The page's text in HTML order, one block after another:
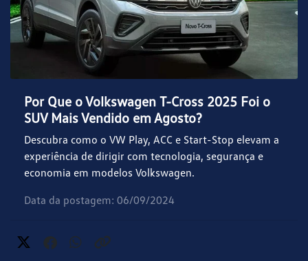
Por Que o Volkswagen T-Cross 2025 Foi o
SUV Mais Vendido em Agosto?
Descubra como o VW Play, ACC e Start-Stop elevam a
experiência de dirigir com tecnologia, segurança e
economia em modelos Volkswagen.
Data da postagem: 06/09/2024